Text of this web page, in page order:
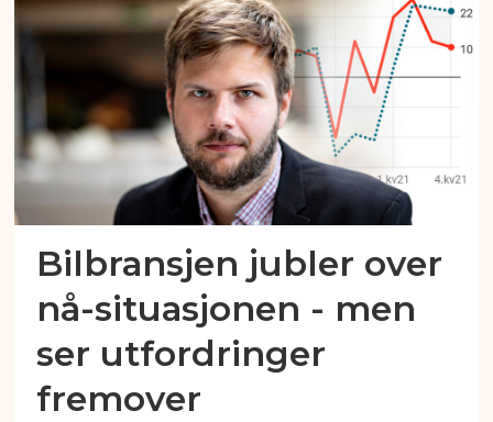
Bilbransjen jubler over
nå-situasjonen - men
ser utfordringer
fremover